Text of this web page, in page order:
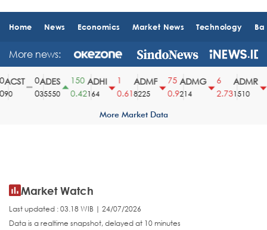
Home News Economics Market News Technology
More news:
ADES
35550
150
0.42
ADHI
164
0.61
ADMF
8225
75
0.9
ADMG
214
2.73
ADMR
1510
More Market Data
Market Watch
Last updated : 03.18 WIB | 24/07/2026
Data is a realtime snapshot, delayed at 10 minutes